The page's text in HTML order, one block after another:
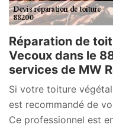
Réparation de
Vecoux dans le
services de MW
Si votre toiture
est recommandé de
Ce professionnel est